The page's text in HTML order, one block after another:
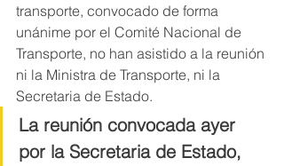
transporte, convocado de forma
unánime por el Comité Nacional de
Transporte, no han asistido a la reunión
ni la Ministra de Transporte, ni la
Secretaria de Estado.
La reunión convocada ayer
por la Secretaria de Estado,